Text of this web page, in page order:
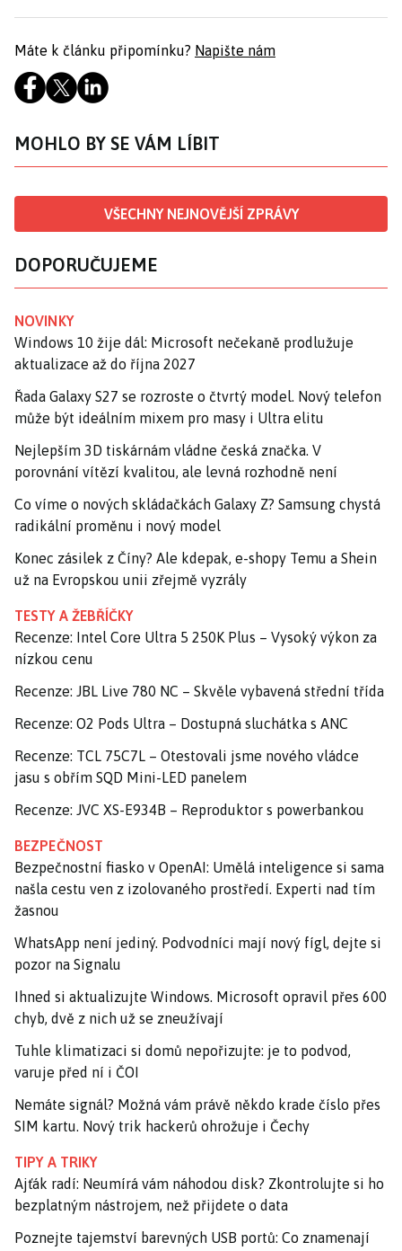
Máte k článku připomínku? Napište nám
MOHLO BY SE VÁM LÍBIT
VŠECHNY NEJNOVĚJŠÍ ZPRÁVY
DOPORUČUJEME
NOVINKY
Windows 10 žije dál: Microsoft nečekaně prodlužuje
aktualizace až do října 2027
Řada Galaxy S27 se rozroste o čtvrtý model. Nový telefon
může být ideálním mixem pro masy i Ultra elitu
Nejlepším 3D tiskárnám vládne česká značka. V
porovnání vítězí kvalitou, ale levná rozhodně není
Co víme o nových skládačkách Galaxy Z? Samsung chystá
radikální proměnu i nový model
Konec zásilek z Číny? Ale kdepak, e-shopy Temu a Shein
už na Evropskou unii zřejmě vyzrály
TESTY A ŽEBŘÍČKY
Recenze: Intel Core Ultra 5 250K Plus – Vysoký výkon za
nízkou cenu
Recenze: JBL Live 780 NC – Skvěle vybavená střední třída
Recenze: O2 Pods Ultra – Dostupná sluchátka s ANC
Recenze: TCL 75C7L – Otestovali jsme nového vládce
jasu s obřím SQD Mini-LED panelem
Recenze: JVC XS-E934B – Reproduktor s powerbankou
BEZPEČNOST
Bezpečnostní fiasko v OpenAI: Umělá inteligence si sama
našla cestu ven z izolovaného prostředí. Experti nad tím
žasnou
WhatsApp není jediný. Podvodníci mají nový fígl, dejte si
pozor na Signalu
Ihned si aktualizujte Windows. Microsoft opravil přes 600
chyb, dvě z nich už se zneužívají
Tuhle klimatizaci si domů nepořizujte: je to podvod,
varuje před ní i ČOI
Nemáte signál? Možná vám právě někdo krade číslo přes
SIM kartu. Nový trik hackerů ohrožuje i Čechy
TIPY A TRIKY
Ajťák radí: Neumírá vám náhodou disk? Zkontrolujte si ho
bezplatným nástrojem, než přijdete o data
Poznejte tajemství barevných USB portů: Co znamenají